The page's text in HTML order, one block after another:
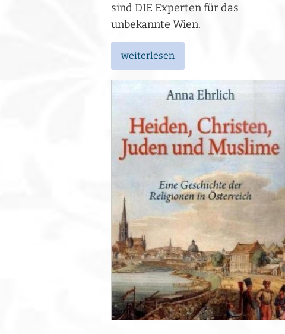
sind DIE Experten für das
unbekannte Wien.
weiterlesen